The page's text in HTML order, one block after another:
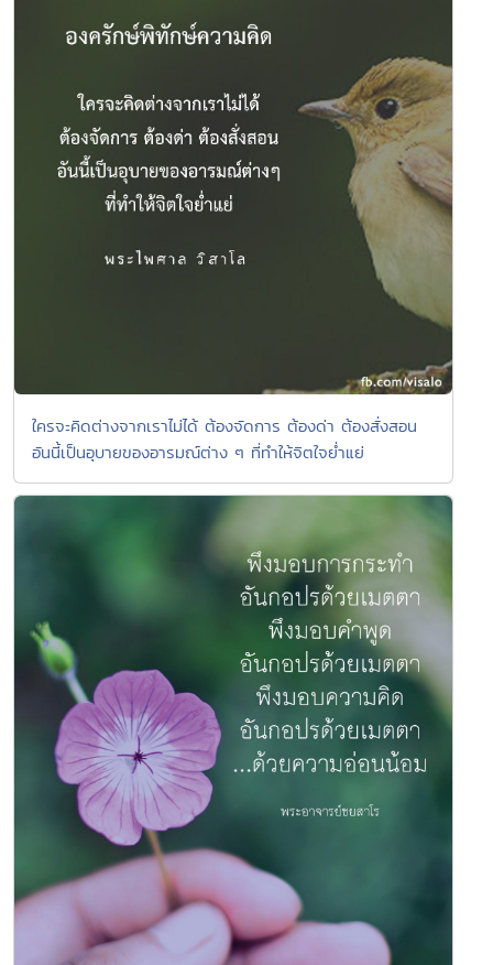
ใครจะคิดต่างจากเราไม่ได้ ต้องจัดการ ต้องด่า ต้องสั่งสอน
อันนี้เป็นอุบายของอารมณ์ต่าง ๆ ที่ทำให้จิตใจย่ำแย่